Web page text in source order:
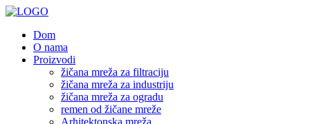
Dom
O nama
Proizvodi
žičana mreža za filtraciju
žičana mreža za industriju
žičana mreža za ogradu
remen od žičane mreže
Arhitektonska mreža